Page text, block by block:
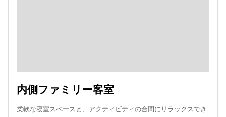
内側ファミリー客室
柔軟な寝室スペースと、アクティビティの合間にリラックスでき